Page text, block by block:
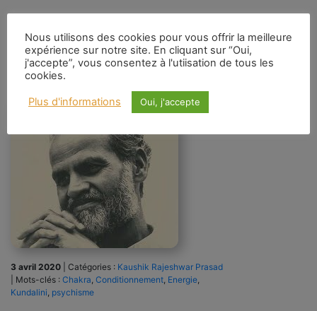
R. P. Kaushik : Kundalini
3 avril 2020 Catégories : Kaushik Rajeshwar Prasad
Mots-clés : Chakra Conditionnement Energie
Kundalini psychisme
Nous utilisons des cookies pour vous offrir la meilleure
expérience sur notre site. En cliquant sur “Oui,
j'accepte”, vous consentez à l'utiisation de tous les
cookies.
Plus d'informations Oui, j'accepte